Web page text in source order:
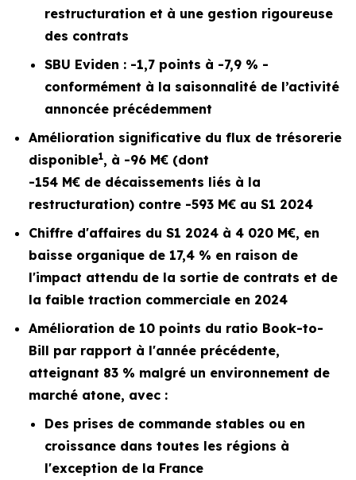
restructuration et à une gestion rigoureuse
des contrats
SBU Eviden : -1,7 points à -7,9 % -
conformément à la saisonnalité de l’activité
annoncée précédemment
Amélioration significative du flux de trésorerie
disponible1, à -96 M€ (dont
-154 M€ de décaissements liés à la
restructuration) contre -593 M€ au S1 2024
Chiffre d'affaires du S1 2024 à 4 020 M€, en
baisse organique de 17,4 % en raison de
l'impact attendu de la sortie de contrats et de
la faible traction commerciale en 2024
Amélioration de 10 points du ratio Book-to-
Bill par rapport à l'année précédente,
atteignant 83 % malgré un environnement de
marché atone, avec :
Des prises de commande stables ou en
croissance dans toutes les régions à
l'exception de la France